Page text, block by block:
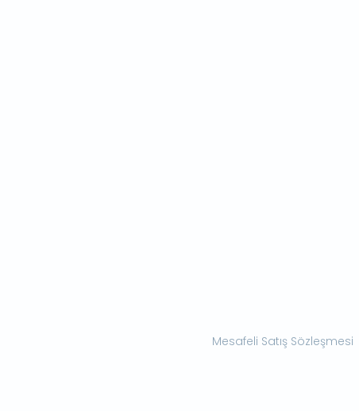
Mesafeli Satış Sözleşmesi